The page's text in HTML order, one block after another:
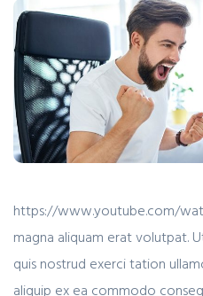
https://www.youtube.com/
magna aliquam erat volutpat.
quis nostrud exerci tation
aliquip ex ea commodo